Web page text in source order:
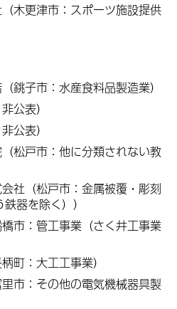
木更津市：スポーツ施設提供
銚子市：水産食料品製造業）
公表）
公表）
松戸市：他に分類されない教
社（松戸市：金属被覆・彫刻
器を除く））
市：管工事業（さく井工事業
町：大工工事業）
市：その他の電気機械器具製